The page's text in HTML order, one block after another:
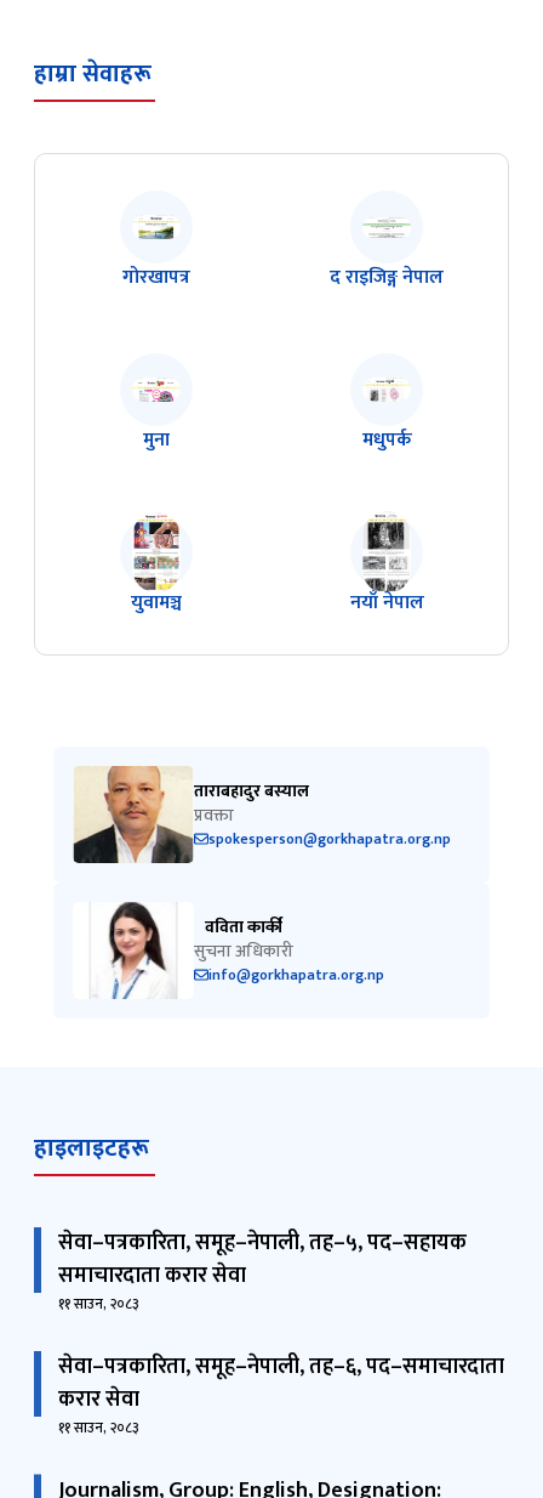
गोरखापत्र द राइजिङ्ग नेपाल
मुना मधुपर्क
युवामञ्च नयाँ नेपाल
spokesperson@gorkhapatra.org.np
info@gorkhapatra.org.np
सेवा–पत्रकारिता, समूह–नेपाली, तह–५, पद–सहायक
११ साउन, २०८३
सेवा–पत्रकारिता, समूह–नेपाली, तह–६, पद–समाचारदाता
११ साउन, २०८३
Journalism, Group: English, Designation: